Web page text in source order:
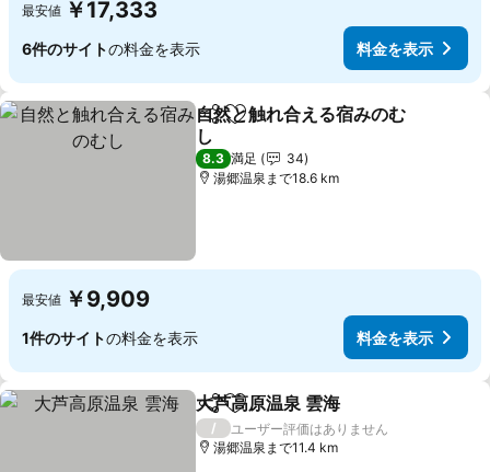
最安値 ￥17,333
6件のサイトの料金を表示 料金を表示
シェアお気に入りに追加
自然と触れ合える宿みのむ
し
8.3 満足
34
湯郷温泉まで18.6 km
最安値 ￥9,909
1件のサイトの料金を表示 料金を表示
シェアお気に入りに追加
大芦高原温泉 雲海
/
ユーザー評価はありません
湯郷温泉まで11.4 km